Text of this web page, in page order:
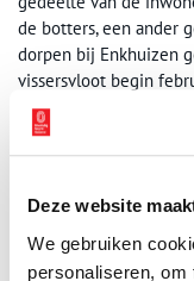
Deze website
We gebruiken
personaliseren,
de botters, een ander
dorpen bij Enkhuizen
vissersvloot begin
Spaander werd pas
schilderij van Sijs een